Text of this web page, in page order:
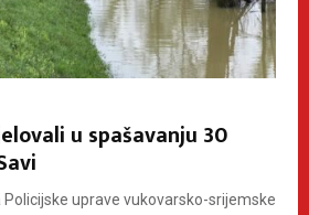
u spašavanju 30
uprave vukovarsko-srijemske